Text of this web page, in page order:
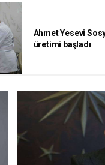
Ahmet Yesevi
üretimi başladı